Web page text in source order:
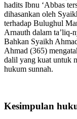
Wallahu’alam, dua
hadits Ibnu ‘Abbas
dihasankan oleh
terhadap Bulughul
Arnauth dalam ta’liq-
Bahkan Syaikh
Ahmad (365)
dalil yang kuat untuk